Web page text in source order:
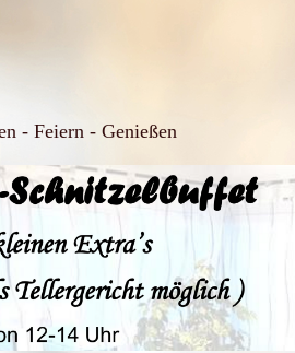
- Feiern - Genießen